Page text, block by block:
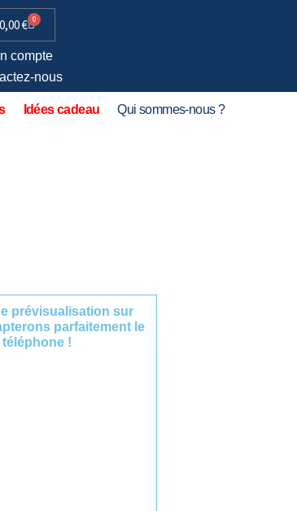
0,00€ 0
compte
nous
Idées cadeau Qui sommes-nous ?
prévisualisation sur
parfaitement le
!